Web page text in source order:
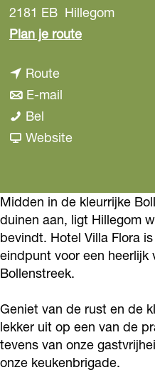
2181 EB Hillegom
Plan je routen
l
V
a
F
l
Routen
a
r
t
e
l
V
l
l
a
F
E-mail
a
o
t
e
l
l
a
Bel
o
V
i
l
a
F
l
o
Websitev
H
o
t
e
V
i
l
l
Midden in de kleurrijke
duinen aan, ligt Hillegom
bevindt. Hotel Villa Flora
eindpunt voor een
Bollenstreek.
Geniet van de rust en de
lekker uit op een van de
tevens van onze
onze keukenbrigade.